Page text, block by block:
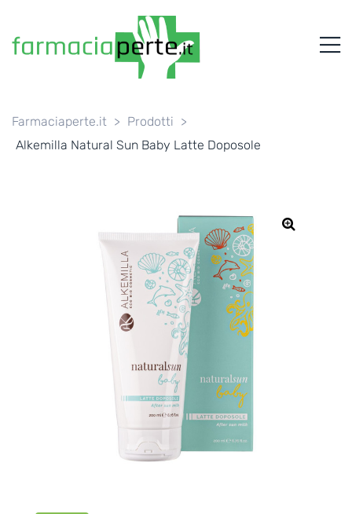
tutelando
Farmaciaperte.it > Prodotti >
Alkemilla Natural Sun Baby Latte Doposole